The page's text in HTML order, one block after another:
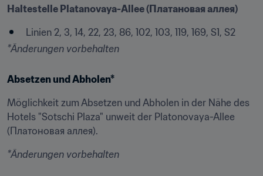
Haltestelle Platanovaya-Allee (Платановая аллея)
Linien 2, 3, 14, 22, 23, 86, 102, 103, 119, 169, S1, S2
*Änderungen vorbehalten
Absetzen und Abholen*
Möglichkeit zum Absetzen und Abholen in der Nähe des
Hotels "Sotschi Plaza" unweit der Platonovaya-Allee
(Платоновая аллея).
*Änderungen vorbehalten